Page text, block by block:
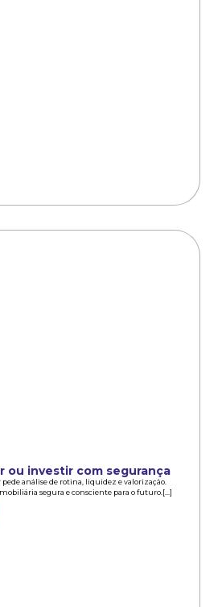
ou investir com segurança
análise de rotina, liquidez e valorização.
segura e consciente para o futuro.[...]